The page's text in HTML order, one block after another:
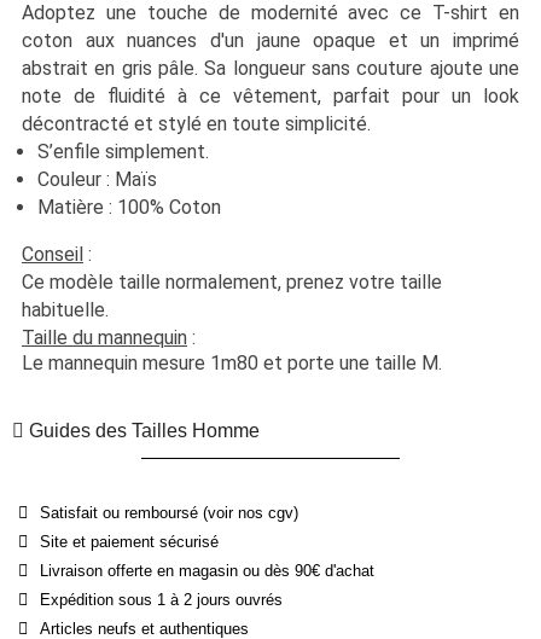
Adoptez une touche de modernité avec ce T-shirt en
coton aux nuances d'un jaune opaque et un imprimé
abstrait en gris pâle. Sa longueur sans couture ajoute une
note de fluidité à ce vêtement, parfait pour un look
décontracté et stylé en toute simplicité.
S’enfile simplement.
Couleur : Maïs
Matière : 100% Coton
Conseil :
Ce modèle taille normalement, prenez votre taille
habituelle.
Taille du mannequin :
Le mannequin mesure 1m80 et porte une taille M.
Guides des Tailles Homme
Satisfait ou remboursé (voir nos cgv)
Site et paiement sécurisé
Livraison offerte en magasin ou dès 90€ d'achat
Expédition sous 1 à 2 jours ouvrés
Articles neufs et authentiques